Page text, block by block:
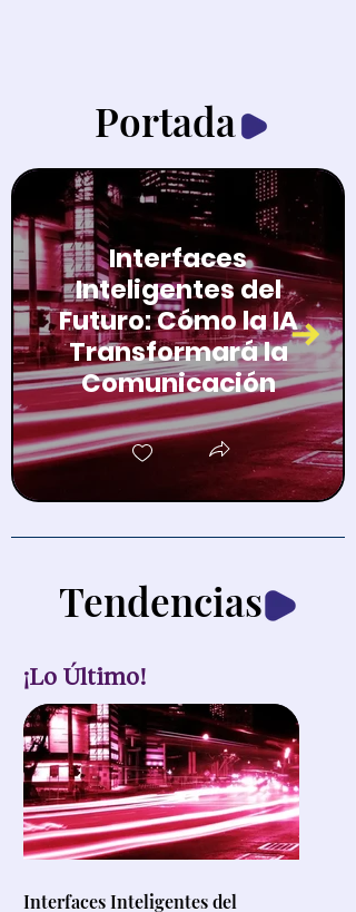
Portada
Interfaces
Inteligentes del
Futuro: Cómo la IA
Transformará la
Comunicación
Tendencias
¡Lo Último!
Interfaces Inteligentes del